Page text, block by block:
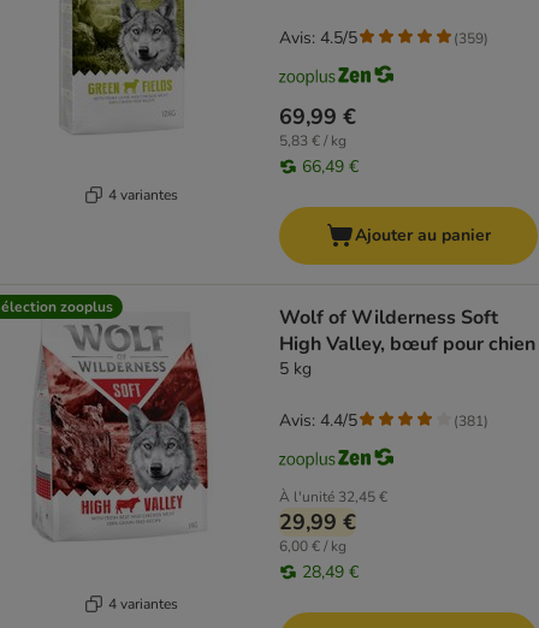
4 variantes
69,99 €
5,83 € / kg
66,49 €
Avis: 4.5/5 (359)
Ajouter au panier
zooplus
4 variantes
Wolf of Wilderness Soft
High Valley, bœuf pour chien
5 kg
À l'unité 32,45 €
29,99 €
6,00 € / kg
28,49 €
Avis: 4.4/5 (381)